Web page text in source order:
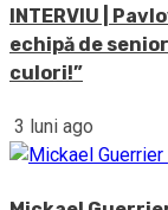
INTERVIU |
echipă de
culori!”
3 luni ago